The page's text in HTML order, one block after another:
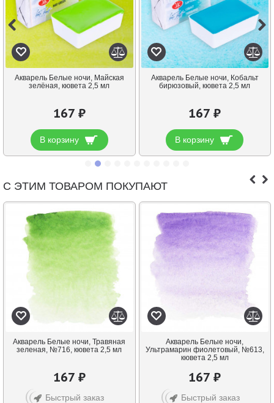
Акварель Белые ночи, Майская
зелёная, кювета 2,5 мл
167 ₽
В корзину
Акварель Белые ночи, Кобальт
бирюзовый, кювета 2,5 мл
167 ₽
В корзину
С ЭТИМ ТОВАРОМ ПОКУПАЮТ
Акварель Белые ночи, Травяная
зеленая, №716, кювета 2,5 мл
167 ₽
Быстрый заказ
Акварель Белые ночи,
Ультрамарин фиолетовый, №613,
кювета 2,5 мл
167 ₽
Быстрый заказ